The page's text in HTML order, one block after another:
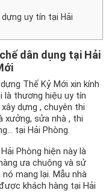
uy tín tại Hải
dân dụng tại Hải
Thế Kỷ Mới xin kính
là thương hiệu uy tín
dựng , chuyên thi
xưởng, sửa nhà , thi
tại Hải Phòng.
Phòng hiện này là
ưa chuộng và sử
mang lại. Mẫu nhà
khách hàng tại Hải